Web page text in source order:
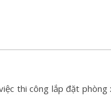
thi công lắp đặt